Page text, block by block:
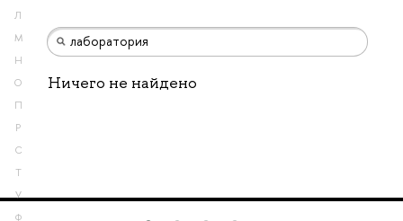
Л
М
Н
О
П
Р
С
Т
У
Ф
Ничего не найдено